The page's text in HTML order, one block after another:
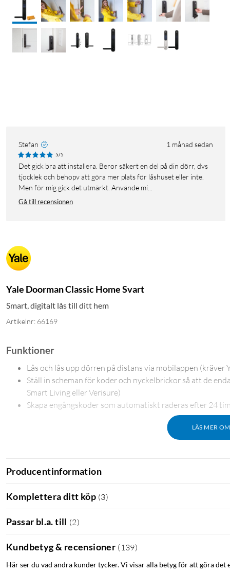
Stefan 1 månad sedan
5/5
Det gick bra att installera. Beror säkert en del på din dörr, dvs
tjocklek och behopv att göra mer plats för låshuset eller inte.
Men för mig gick det utmärkt. Använde mi...
Gå till recensionen
Yale Doorman Classic Home Svart
Smart, digitalt lås till ditt hem
Artikelnr: 66169
LÄS MER
Funktioner
Lås och lås upp dörren på distans via mobilappen (kräver
Ställ in scheman för koder och nyckelbrickor så att de
Smart Living eller Verisure)
Skapa engångskoder som automatiskt raderas efter 24
Yale Doorman Classic låsenhet
Låshus och kabel
1489-11 Slutbleck
1 Nyckelbricka
Borrskydd
4st AA-batterier
Yale Access Module
Producentinformation
Komplettera ditt köp (3)
Passar bl.a. till (2)
Kundbetyg & recensioner ( 139)
Här ser du vad andra kunder tycker. Vi visar alla betyg för att göra